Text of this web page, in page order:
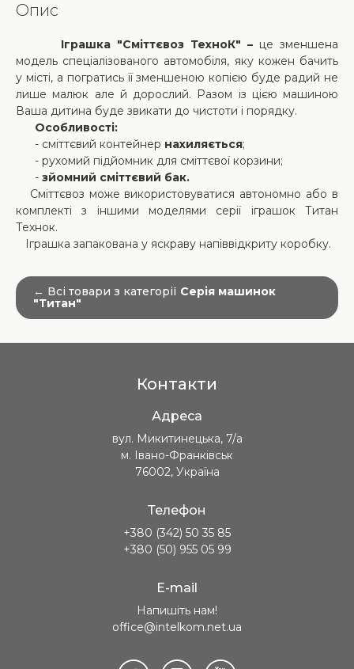
Опис
Іграшка "Сміттєвоз ТехноК" –це зменшена
модель спеціалізованого автомобіля, яку кожен бачить
у місті, а погратись її зменшеною копією буде радий не
лише малюк але й дорослий. Разом із цією машиною
Ваша дитина буде звикати до чистоти і порядку.
Особливості:
- сміттєвий контейнер нахиляється;
- рухомий підйомник для сміттєвої корзини;
- зйомний сміттєвий бак.
Сміттєвоз може використовуватися автономно або в
комплекті з іншими моделями серії іграшок Титан
Технок.
Іграшка запакована у яскраву напіввідкриту коробку.
← Всі товари з категорії Серія машинок
"Титан"
Контакти
Адреса
вул. Микитинецька, 7/а
м. Івано-Франківськ
76002, Україна
Телефон
+380 (342) 50 35 85
+380 (50) 955 05 99
E-mail
Напишіть нам!
office@intelkom.net.ua